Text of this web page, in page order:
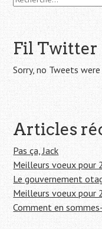
e
h
e
r
c
Fil Twitter
Sorry, no Tweets
Articles
Pas ça, Jack
Meilleurs voeux pour
Le gouvernement
Meilleurs voeux pour
Comment en